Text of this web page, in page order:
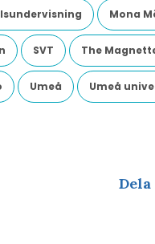
Mona
SVT The
Umeå Umeå
Dela